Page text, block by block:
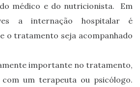
médico e do nutricionista. Em
a internação hospitalar é
o tratamento seja acompanhado
importante no tratamento,
um terapeuta ou psicólogo.